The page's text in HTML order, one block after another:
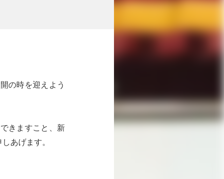
の時を迎えよう
きますこと、新
あげます。